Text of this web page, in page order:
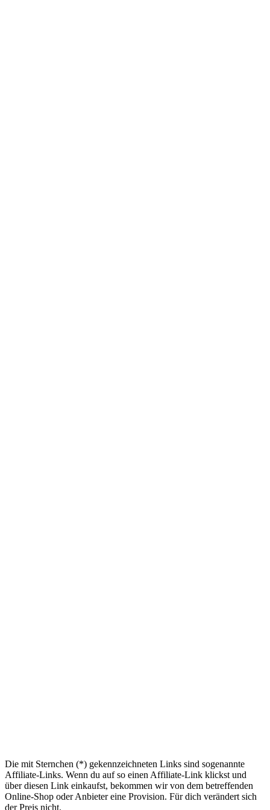
Die mit Sternchen (*) gekennzeichneten Links sind sogenannte
Affiliate-Links. Wenn du auf so einen Affiliate-Link klickst und
über diesen Link einkaufst, bekommen wir von dem betreffenden
Online-Shop oder Anbieter eine Provision. Für dich verändert sich
der Preis nicht.